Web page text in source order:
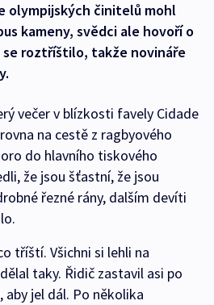
olympijských činitelů mohl
kameny, svědci ale hovoří o
roztříštilo, takže novináře
večer v blízkosti favely Cidade
na cestě z ragbyového
do hlavního tiskového
že jsou šťastní, že jsou
řezné rány, dalším devíti
tříští. Všichni si lehli na
taky. Řidič zastavil asi po
jel dál. Po několika